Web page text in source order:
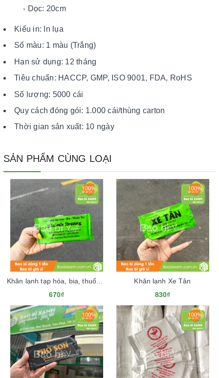
- Dọc: 20cm
Kiểu in: In lụa
Số màu: 1 màu (Trắng)
Hạn sử dụng: 12 tháng
Tiêu chuẩn: HACCP, GMP, ISO 9001, FDA, RoHS
Số lượng: 5000 cái
Quy cách đóng gói: 1.000 cái/thùng carton
Thời gian sản xuất: 10 ngày
SẢN PHẨM CÙNG LOẠI
Khăn lạnh tạp hóa, bia, thuốc tây Khánh Dương
670₫
Khăn lạnh Xe Tân
830₫